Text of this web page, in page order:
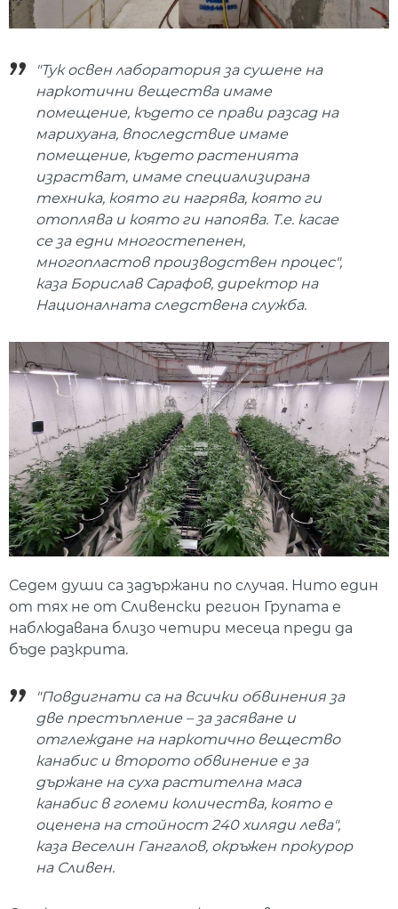
"Тук освен лаборатория за сушене на
наркотични вещества имаме
помещение, където се прави разсад на
марихуана, впоследствие имаме
помещение, където растенията
израстват, имаме специализирана
техника, която ги нагрява, която ги
отоплява и която ги напоява. Т.е. касае
се за едни многостепенен,
многопластов производствен процес",
каза Борислав Сарафов, директор на
Националната следствена служба.
Седем души са задържани по случая. Нито един
от тях не от Сливенски регион Групата е
наблюдавана близо четири месеца преди да
бъде разкрита.
"Повдигнати са на всички обвинения за
две престъпление – за засяване и
отглеждане на наркотично вещество
канабис и второто обвинение е за
държане на суха растителна маса
канабис в големи количества, която е
оценена на стойност 240 хиляди лева",
каза Веселин Гангалов, окръжен прокурор
на Сливен.